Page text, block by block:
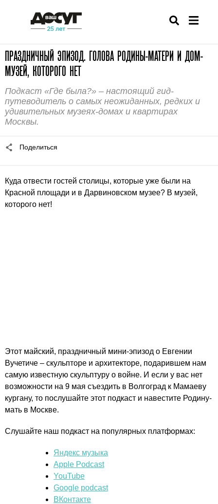
ПРАЗДНИЧНЫЙ ЭПИЗОД. ГОЛОВА РОДИНЫ-МАТЕРИ И ДОМ-
МУЗЕЙ, КОТОРОГО НЕТ
Подкаст «Где была?» – настоящий гид-
путеводитель о самых неожиданных, редких и
удивительных музеях-домах и квартирах
Москвы.
Поделиться
Куда отвести гостей столицы, которые уже были на
Красной площади и в Дарвиновском музее? В музей,
которого нет!
Этот майский, праздничный мини-эпизод о Евгении
Вучетиче – скульпторе и архитекторе, подарившем нам
самую известную скульптуру о войне. И если у вас нет
возможности на 9 мая съездить в Волгоград к Мамаеву
кургану, то послушайте этот подкаст и навестите Родину-
мать в Москве.
Слушайте наш подкаст на популярных платформах:
Яндекс музыка
Apple Podcast
YouTube
Google podcast
ВКонтакте